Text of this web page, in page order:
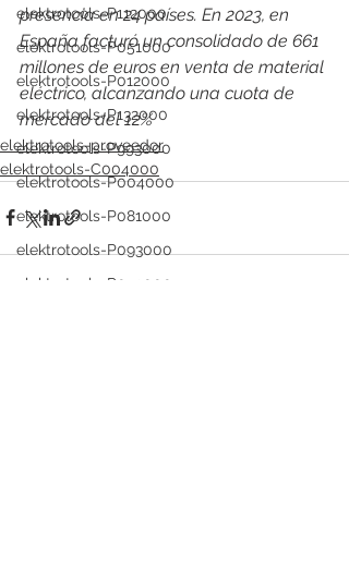
elektrotools-P112000
elektrotools-P051000
elektrotools-P012000
elektrotools-P132000
elektrotools-P993000
elektrotools-P004000
elektrotools-P081000
elektrotools-P093000
elektrotools-P053000
presencia en 24 países. En 2023, en
España facturó un consolidado de 661
millones de euros en venta de material
eléctrico, alcanzando una cuota de
mercado del 12%
elektrotools-proveedor
elektrotools-C004000